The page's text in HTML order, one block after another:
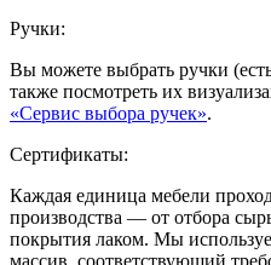
Ручки:
Вы можете выбрать ручки
также посмотреть их
«Сервис выбора ручек».
Сертификаты:
Каждая единица мебели
производства — от отбора
покрытия лаком. Мы